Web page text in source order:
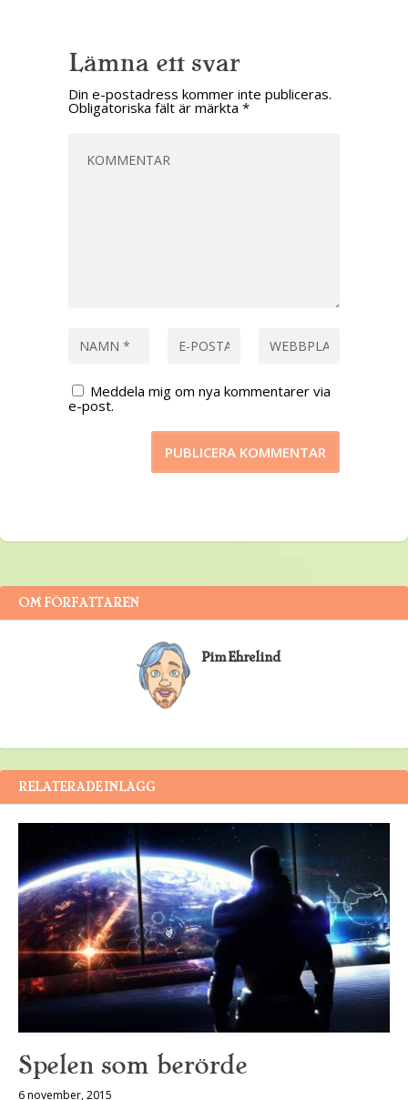
Lämna ett svar
Din e-postadress kommer inte publiceras.
Obligatoriska fält är märkta *
Meddela mig om nya kommentarer via
e-post.
OM FÖRFATTAREN
Pim Ehrelind
RELATERADE INLÄGG
Spelen som berörde
6 november, 2015